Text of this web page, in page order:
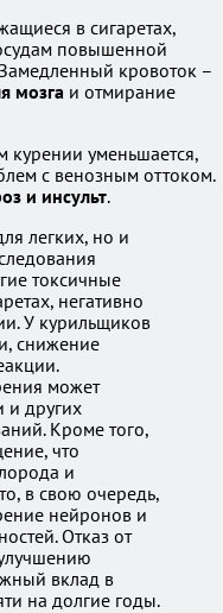
в сигаретах,
повышенной
кровоток –
мозга и отмирание
курении уменьшается,
с венозным оттоком.
и инсульт.
легких, но и
токсичные
негативно
У курильщиков
снижение
может
и других
Кроме того,
что
и
в свою очередь,
нейронов и
Отказ от
вклад в
на долгие годы.